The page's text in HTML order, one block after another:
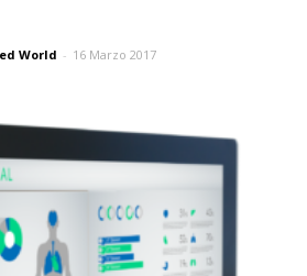
World - 16 Marzo 2017